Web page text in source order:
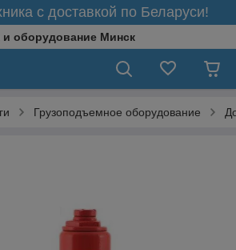
с доставкой по Беларуси!
и оборудование Минск
Грузоподъемное оборудование